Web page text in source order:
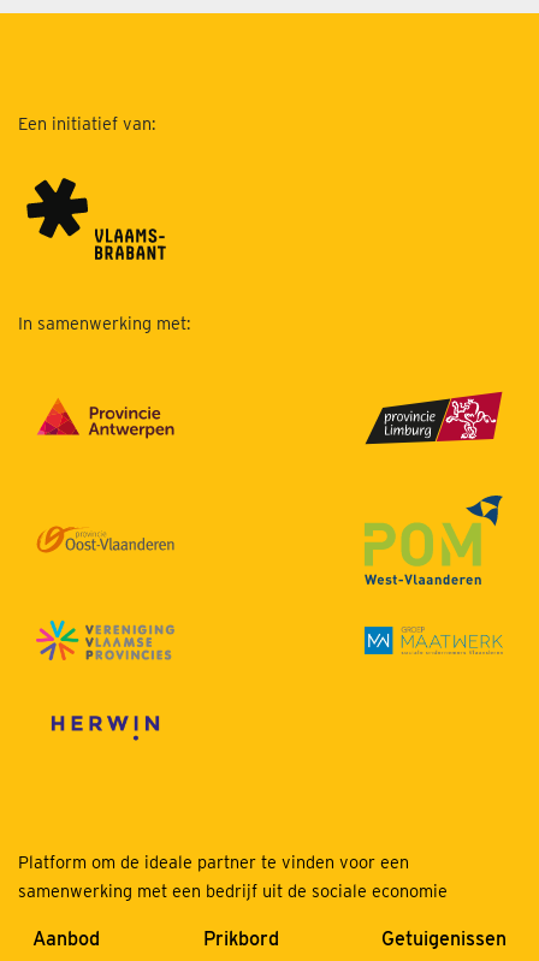
Een initiatief van:
In samenwerking met:
Platform om de ideale partner te vinden voor een
samenwerking met een bedrijf uit de sociale economie
Aanbod Prikbord Getuigenissen